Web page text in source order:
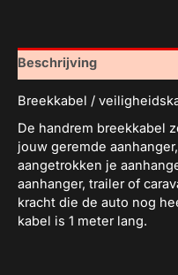
Beschrijving
Breekkabel /
De handrem breekkabel
jouw geremde
aangetrokken je
aanhanger, trailer of
kracht die de auto nog
kabel is 1 meter lang.